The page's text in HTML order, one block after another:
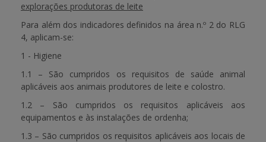
explorações produtoras de leite
Para além dos indicadores definidos na área n.º 2 do RLG
4, aplicam-se:
1 - Higiene
1.1 – São cumpridos os requisitos de saúde animal
aplicáveis aos animais produtores de leite e colostro.
1.2 – São cumpridos os requisitos aplicáveis aos
equipamentos e às instalações de ordenha;
1.3 – São cumpridos os requisitos aplicáveis aos locais de